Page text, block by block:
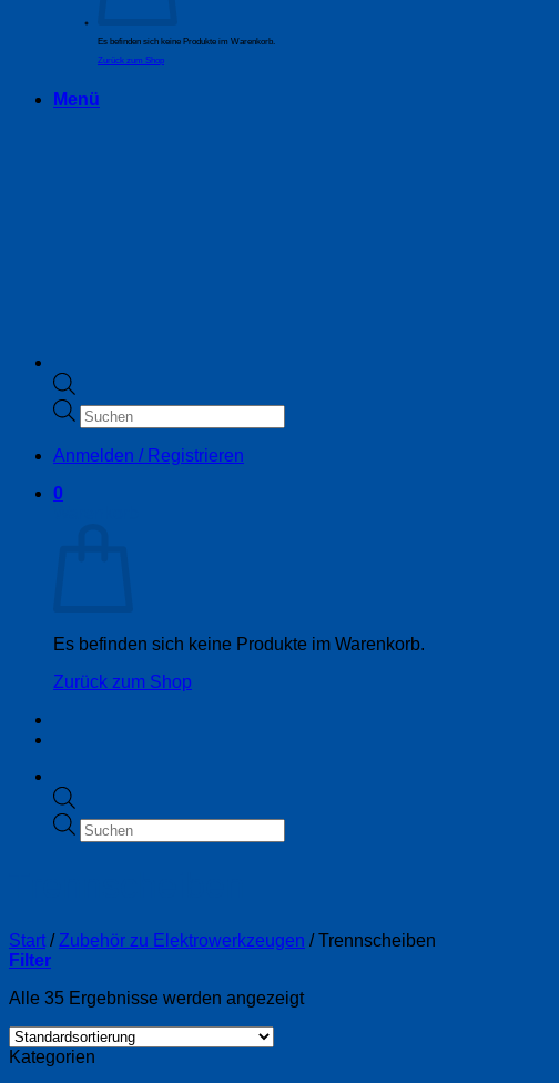
Products
search
Anmelden / Registrieren
0
Es befinden sich keine Produkte im Warenkorb.
Zurück zum Shop
Es befinden sich keine Produkte im Warenkorb.
Zurück zum Shop
Menü
Products
search
Start / Zubehör zu Elektrowerkzeugen /Trennscheiben
Filter
Alle 35 Ergebnisse werden angezeigt
Kategorien